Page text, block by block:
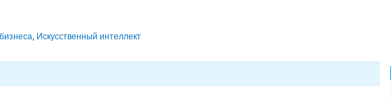
, Искусственный интеллект